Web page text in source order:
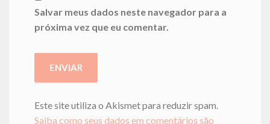
Salvar meus dados neste navegador para a
próxima vez que eu comentar.
Este site utiliza o Akismet para reduzir spam.
Saiba como seus dados em comentários são